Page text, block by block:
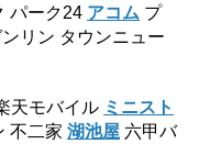
パーク24 アコム プ
リン タウンニュー
天モバイル ミニスト
不二家 湖池屋 六甲バ